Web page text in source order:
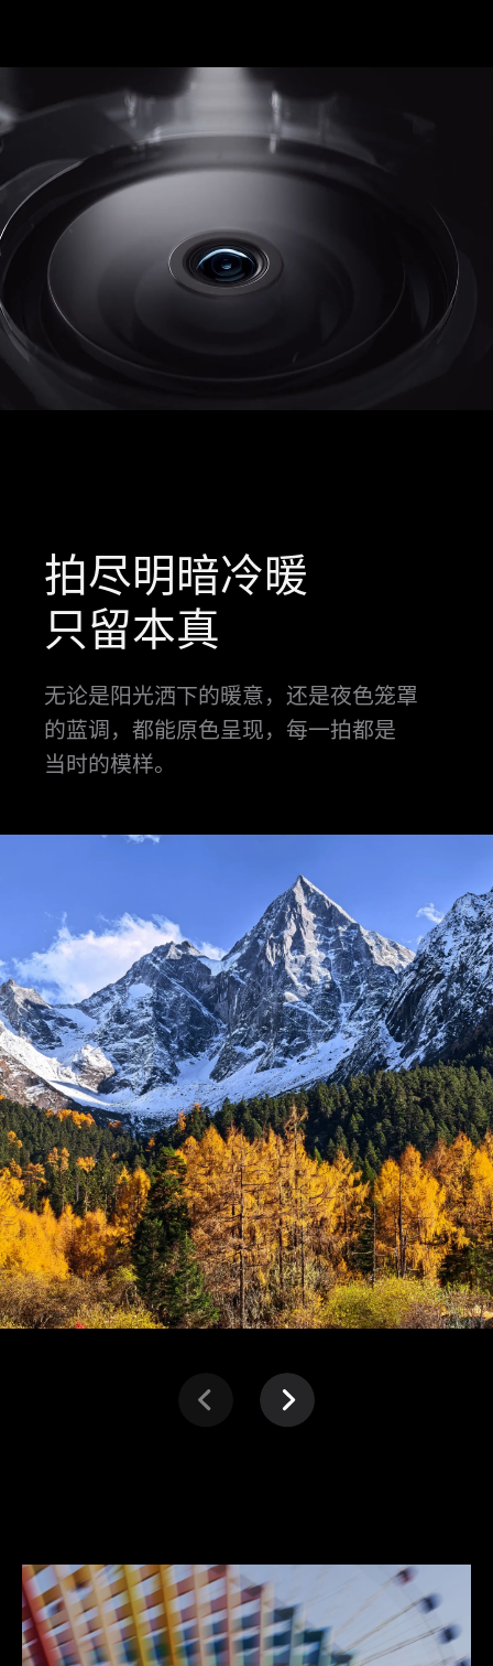
拍尽明暗冷暖
只留本真
无论是阳光洒下的暖意，还是夜色笼罩
的蓝调，都能原色呈现，每一拍都是
当⁠时的模样。
浓郁野兽派